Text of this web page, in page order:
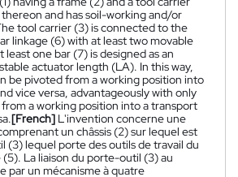
and has soil-working and/or
tool carrier (3) is connected to the
linkage (6) with at least two movable
least one bar (7) is designed as an
actuator length (LA). In this way,
be pivoted from a working position into
vice versa, advantageously with only
a working position into a transport
[French] L'invention concerne une
un châssis (2) sur lequel est
(3) lequel porte des outils de travail du
La liaison du porte-outil (3) au
par un mécanisme à quatre